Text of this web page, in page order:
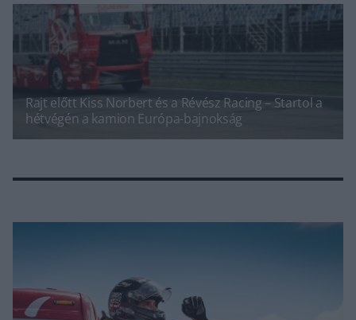
Rajt előtt Kiss Norbert és a Révész Racing – Startol a
hétvégén a kamion Európa-bajnokság